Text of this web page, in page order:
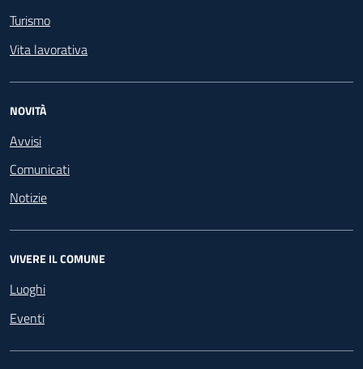
Turismo
Vita lavorativa
NOVITÀ
Avvisi
Comunicati
Notizie
VIVERE IL COMUNE
Luoghi
Eventi